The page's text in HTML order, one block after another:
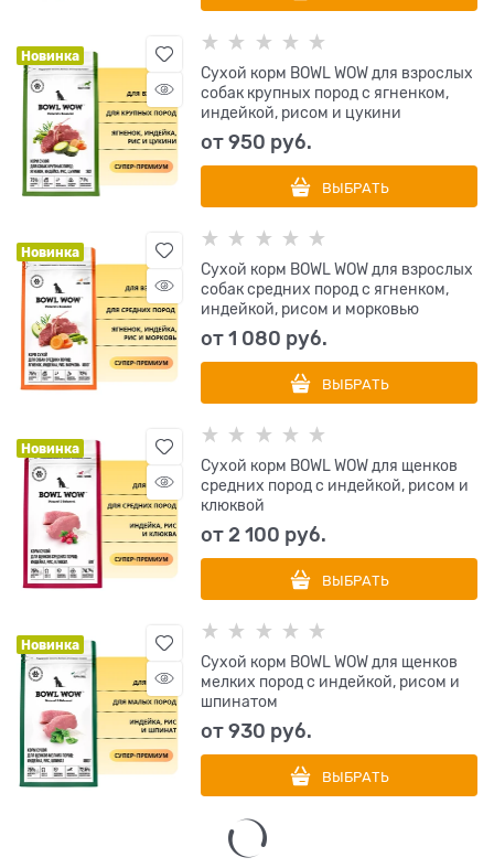
Новинка
Сухой корм BOWL WOW для взрослых
собак крупных пород с ягненком,
индейкой, рисом и цукини
от950 руб.
ВЫБРАТЬ
Новинка
Сухой корм BOWL WOW для взрослых
собак средних пород с ягненком,
индейкой, рисом и морковью
от1 080 руб.
ВЫБРАТЬ
Новинка
Сухой корм BOWL WOW для щенков
средних пород с индейкой, рисом и
клюквой
от2 100 руб.
ВЫБРАТЬ
Новинка
Сухой корм BOWL WOW для щенков
мелких пород с индейкой, рисом и
шпинатом
от930 руб.
ВЫБРАТЬ